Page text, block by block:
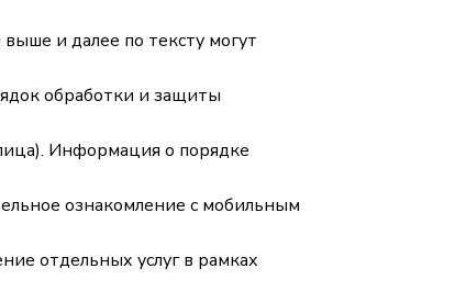
и далее по тексту могут
обработки и защиты
Информация о порядке
ознакомление с мобильным
отдельных услуг в рамках